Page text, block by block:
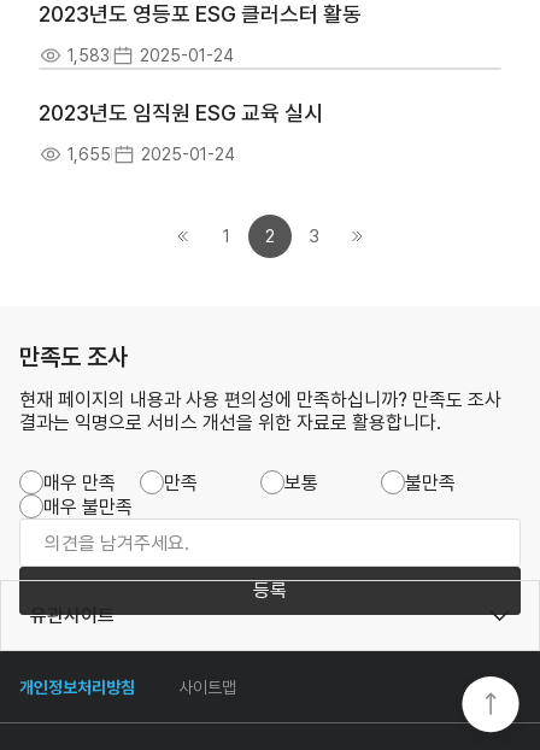
2023년도 영등포 ESG 클러스터 활동
1,583 2025-01-24
2023년도 임직원 ESG 교육 실시
1,655 2025-01-24
1 2 3
만족도 조사
현재 페이지의 내용과 사용 편의성에 만족하십니까? 만족도 조사
결과는 익명으로 서비스 개선을 위한 자료로 활용합니다.
매우 만족 만족 보통
불만족
매우 불만족
등록
개인정보처리방침 사이트맵
유관사이트